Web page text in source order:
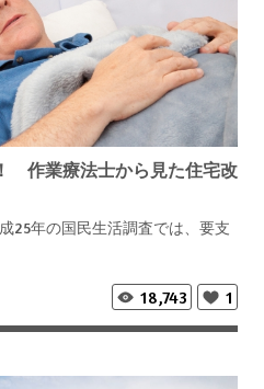
作業療法士から見た住宅改
25年の国民生活調査では、要支
18,743 1